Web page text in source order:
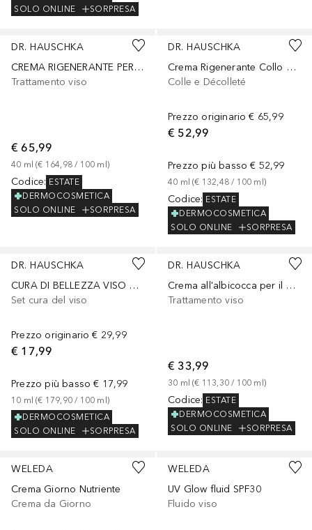
SOLO ONLINE
SORPRESA
DR. HAUSCHKA
CREMA RIGENERANTE PER IL VISO 40 ml
Trattamento viso
€ 65,99
40 ml (€ 164,98 / 100 ml )
Codice: ESTATE
DERMOCOSMETICA
SOLO ONLINE
SORPRESA
DR. HAUSCHKA
Crema Rigenerante Collo e Décolleté
Colle e Décolleté
Prezzo originario € 65,99
€ 52,99
Prezzo più basso € 52,99
40 ml (€ 132,48 / 100 ml )
Codice: ESTATE
DERMOCOSMETICA
SOLO ONLINE
SORPRESA
DR. HAUSCHKA
CURA DI BELLEZZA VISO PELLE SENSIBILE PER IL GIORNO E PER LA NOTTE 50 fiale x 1 ml
Set cura del viso
Prezzo originario € 29,99
€ 17,99
Prezzo più basso € 17,99
10 ml (€ 179,90 / 100 ml )
DERMOCOSMETICA
SOLO ONLINE
SORPRESA
DR. HAUSCHKA
Crema all'albicocca per il giorno
Trattamento viso
€ 33,99
30 ml (€ 113,30 / 100 ml )
Codice: ESTATE
DERMOCOSMETICA
SOLO ONLINE
SORPRESA
WELEDA
Crema Giorno Nutriente
Crema da Giorno
WELEDA
UV Glow fluid SPF30
Fluido viso